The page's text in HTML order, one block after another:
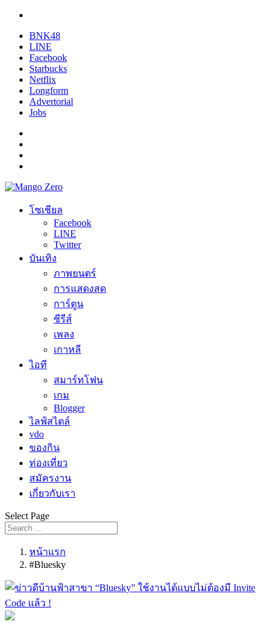
BNK48
LINE
Facebook
Starbucks
Netflix
Longform
Advertorial
Jobs
โซเชียล
Facebook
LINE
Twitter
บันเทิง
ภาพยนตร์
การแสดงสด
การ์ตูน
ซีรีส์
เพลง
เกาหลี
ไอที
สมาร์ทโฟน
เกม
Blogger
ไลฟ์สไตล์
vdo
ของกิน
ท่องเที่ยว
สมัครงาน
เกี่ยวกับเรา
Select Page
หน้าแรก
#Bluesky